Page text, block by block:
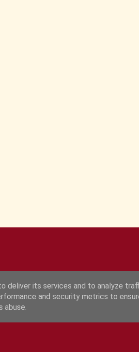
Fourni par
deliver its services and to analyze
and security metrics to
abuse.